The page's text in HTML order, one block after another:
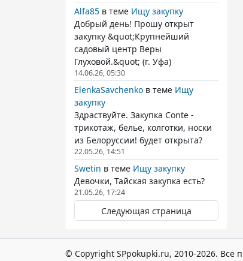
Alfa85 в теме Ищу закупку
Добрый день! Прошу открыт
закупку &quot;Крупнейший
садовый центр Веры
Глуховой.&quot; (г. Уфа)
14.06.26, 05:30
ElenkaSavchenko в теме Ищу
закупку
Здраствуйте. Закупка Conte -
трикотаж, белье, колготки, носки
из Белоруссии! будет открыта?
22.05.26, 14:51
Swetin в теме Ищу закупку
Девочки, Тайская закупка есть?
21.05.26, 17:24
Следующая страница
© Copyright SPpokupki.ru, 2010-2026. Все